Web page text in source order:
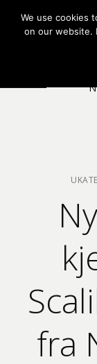
fra
We use cookies
on our website.